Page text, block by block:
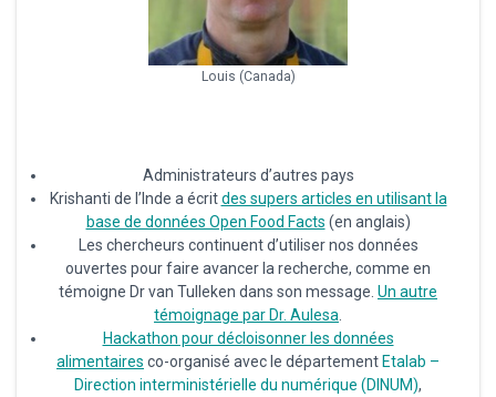
Louis (Canada)
Administrateurs d’autres pays
Krishanti de l’Inde a écritdes supers articles en utilisant la
base de données Open Food Facts (en anglais)
Les chercheurs continuent d’utiliser nos données
ouvertes pour faire avancer la recherche, comme en
témoigne Dr van Tulleken dans son message. Un autre
témoignage par Dr. Aulesa
Hackathon pour décloisonner les données
alimentaires co-organisé avec le département Etalab –
Direction interministérielle du numérique (DINUM),